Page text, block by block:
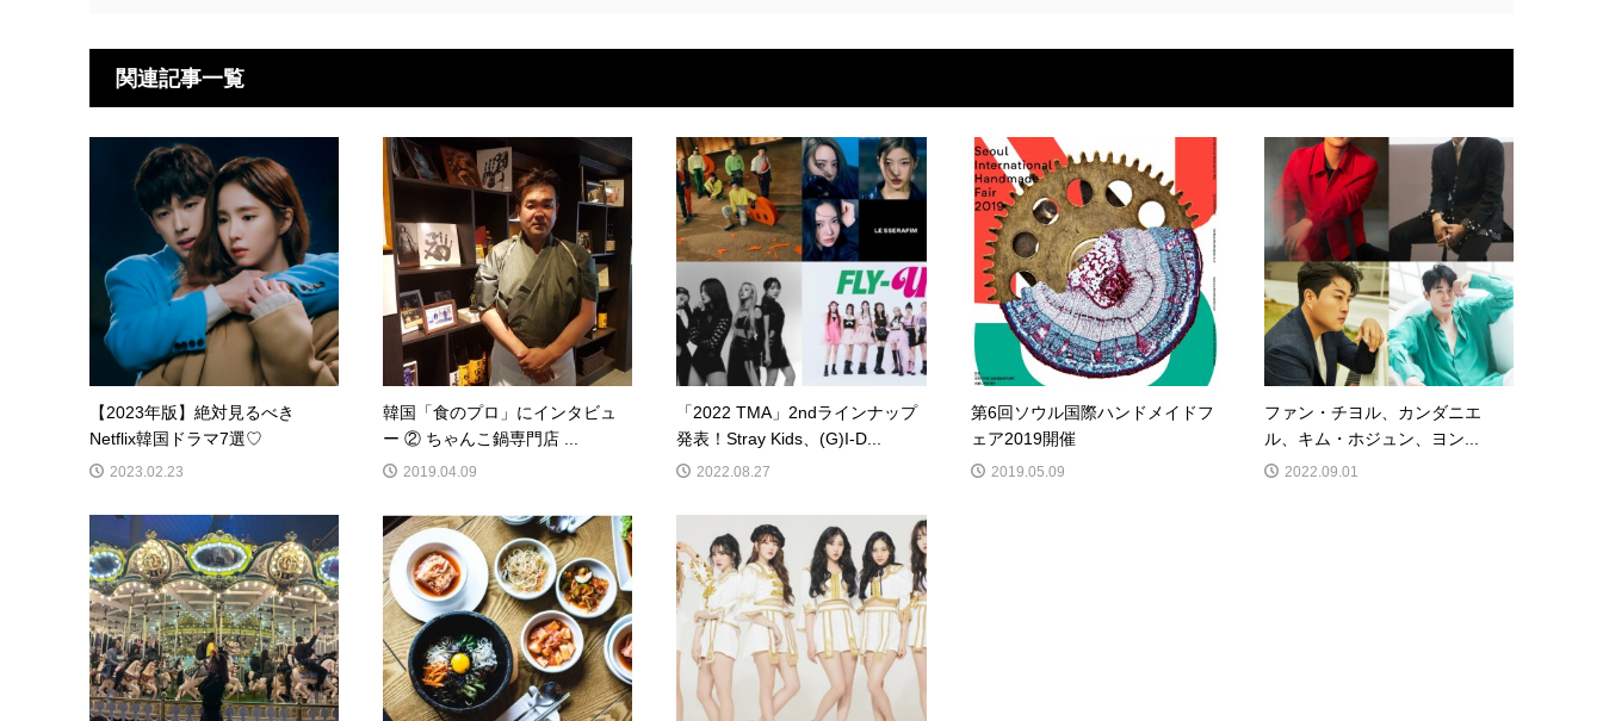
関連記事一覧
【2023年版】絶対見るべき
Netflix韓国ドラマ7選♡
2023.02.23
韓国「食のプロ」にインタビュ
ー ② ちゃんこ鍋専門店 ...
2019.04.09
「2022 TMA」2ndラインナップ
発表！Stray Kids、(G)I-D...
2022.08.27
第6回ソウル国際ハンドメイドフ
ェア2019開催
2019.05.09
ファン・チヨル、カンダニエ
ル、キム・ホジュン、ヨン...
2022.09.01